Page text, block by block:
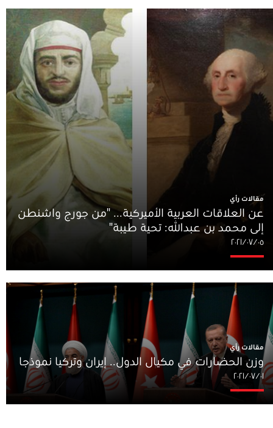
مقالات رأي
عن العلاقات العربية الأميركية... "من جورج واشنطن
إلى محمد بن عبدالله: تحية طيبة"
٠٥‏/٠٧‏/٢٠٢١
مقالات رأي
وزن الحضارات في مكيال الدول.. إيران وتركيا نموذجا
٠١‏/٠٧‏/٢٠٢١